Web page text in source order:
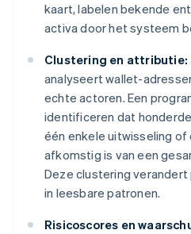
kaart, labelen bekende
activa door het systeem
Clustering en attributie:
analyseert wallet-
echte actoren. Een
identificeren dat
één enkele uitwisseling of
afkomstig is van een
Deze clustering
in leesbare patronen.
Risicoscores en